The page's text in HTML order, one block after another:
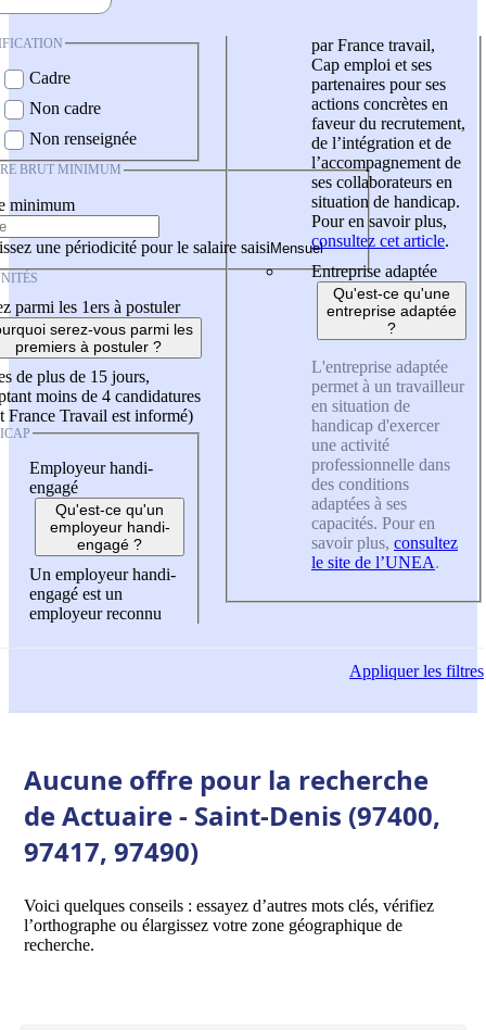
Cadre
Non cadre
Non renseignée
BRUT MINIMUM
minimum
une périodicité pour le salaire saisi
parmi les 1ers à postuler
serez-vous parmi les
premiers à postuler ?
de plus de 15 jours,
moins de 4 candidatures
France Travail est informé)
Employeur handi-
engagé
Qu'est-ce qu'un
employeur handi-
engagé ?
Un employeur handi-
engagé est un
employeur reconnu
par France travail,
Cap emploi et ses
partenaires pour ses
actions concrètes en
faveur du recrutement,
de l’intégration et de
l’accompagnement de
ses collaborateurs en
situation de handicap.
Pour en savoir plus,
consultez cet article.
Entreprise adaptée
Qu'est-ce qu'une
entreprise adaptée
?
L'entreprise adaptée
permet à un travailleur
en situation de
handicap d'exercer
une activité
professionnelle dans
des conditions
adaptées à ses
capacités. Pour en
savoir plus, consultez
le site de l’UNEA.
Appliquerles filtres
Aucune offre pour la recherche
de Actuaire - Saint-Denis (97400,
97417, 97490)
Voici quelques conseils : essayez d’autres mots clés, vérifiez
l’orthographe ou élargissez votre zone géographique de
recherche.